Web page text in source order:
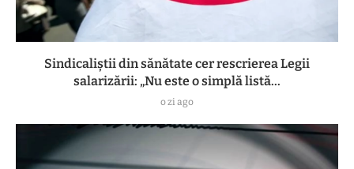
Sindicaliștii din sănătate cer rescrierea Legii
salarizării: „Nu este o simplă listă...
o zi ago